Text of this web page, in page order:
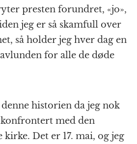
presten forundret, «jo»,
jeg er så skamfull over
så holder jeg hver dag en
for alle de døde
historien da jeg nok
med den
Det er 17. mai, og jeg